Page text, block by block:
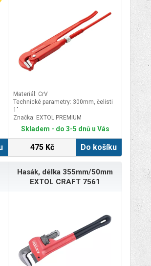
Materiál: CrV
Technické parametry: 300mm, čelisti
1"
Značka: EXTOL PREMIUM
Doplňující parametr: max. rozsah
40mm
Skladem - do 3-5 dnů u Vás
475 Kč Do košíku
Hasák, délka 355mm/50mm
EXTOL CRAFT 7561